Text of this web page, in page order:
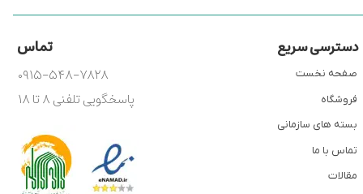
دسترسی سریع تماس
۰۹۱۵-۵۴۸-۷۸۲۸
پاسخگویی تلفنی ۸ تا ۱۸
صفحه نخست
فروشگاه
بسته های سازمانی
تماس با ما
مقالات